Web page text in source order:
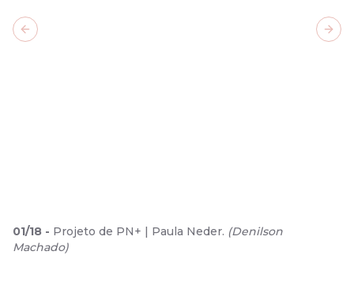
01/18 - Projeto de PN+ | Paula Neder. (Denilson
Machado)
Previous slide